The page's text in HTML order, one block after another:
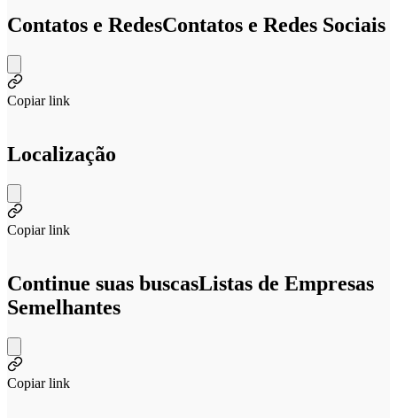
Contatos e RedesContatos e Redes Sociais
Copiar link
Localização
Copiar link
Continue suas buscasListas de Empresas
Semelhantes
Copiar link